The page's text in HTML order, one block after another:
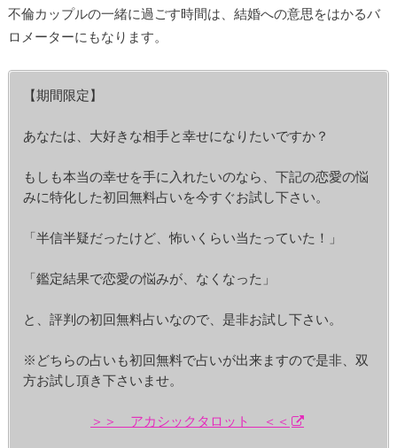
不倫カップルの一緒に過ごす時間は、結婚への意思をはかるバ
ロメーターにもなります。
【期間限定】
あなたは、大好きな相手と幸せになりたいですか？
もしも本当の幸せを手に入れたいのなら、下記の恋愛の悩
みに特化した初回無料占いを今すぐお試し下さい。
「半信半疑だったけど、怖いくらい当たっていた！」
「鑑定結果で恋愛の悩みが、なくなった」
と、評判の初回無料占いなので、是非お試し下さい。
※どちらの占いも初回無料で占いが出来ますので是非、双
方お試し頂き下さいませ。
＞＞ アカシックタロット ＜＜